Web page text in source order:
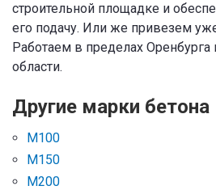
строительной площадке и
его подачу. Или же привезем
Работаем в пределах Оренбурга
области.
Другие марки бетона
М100
М150
М200